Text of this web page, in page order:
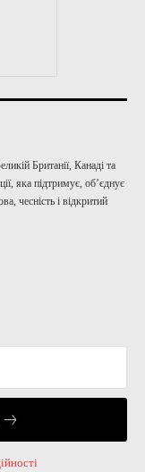
Британії, Канаді та
яка підтримує, об’єднує
чесність і відкритий